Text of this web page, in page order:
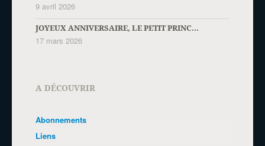
9 avril 2026
JOYEUX ANNIVERSAIRE, LE PETIT PRINC...
17 mars 2026
A DÉCOUVRIR
Abonnements
Liens